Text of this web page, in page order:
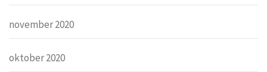
november 2020
oktober 2020